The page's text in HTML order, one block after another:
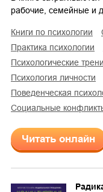
рабочие, семейные и
книги по психологии
практика психологии
психологические
психология личности
поведенческая
социальные
Читать онлайн